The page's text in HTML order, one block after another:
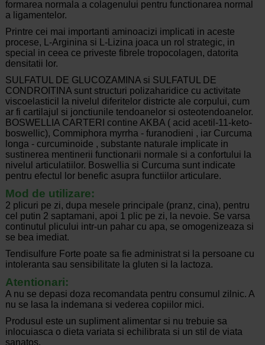
formarea normala a colagenului pentru functionarea normal
a ligamentelor.
Printre cei mai importanti aminoacizi implicati in aceste
procese, L-Arginina si L-Lizina joaca un rol strategic, in
special in ceea ce priveste fibrele tropocolagen, datorita
densitatii lor.
SULFATUL DE GLUCOZAMINA si SULFATUL DE
CONDROITINA sunt structuri polizaharidice cu activitate
viscoelasticil la nivelul diferitelor districte ale corpului, cum
ar fi cartilajul si jonctiunile tendoanelor si osteotendoanelor.
BOSWELLIA CARTERI contine AKBA ( acid acetil-11-keto-
boswellic), Commiphora myrrha - furanodieni , iar Curcuma
longa - curcuminoide , substante naturale implicate in
sustinerea mentinerii functionarii normale si a confortului la
nivelul articulatiilor. Boswellia si Curcuma sunt indicate
pentru efectul lor benefic asupra functiilor articulare.
Mod de utilizare:
2 plicuri pe zi, dupa mesele principale (pranz, cina), pentru
cel putin 2 saptamani, apoi 1 plic pe zi, la nevoie. Se varsa
continutul plicului intr-un pahar cu apa, se omogenizeaza si
se bea imediat.
Tendisulfure Forte poate sa fie administrat si la persoane cu
intoleranta sau sensibilitate la gluten si la lactoza.
Atentionari:
A nu se depasi doza recomandata pentru consumul zilnic. A
nu se lasa la indemana si vederea copiilor mici.
Produsul este un supliment alimentar si nu trebuie sa
inlocuiasca o dieta variata si echilibrata si un stil de viata
sanatos.